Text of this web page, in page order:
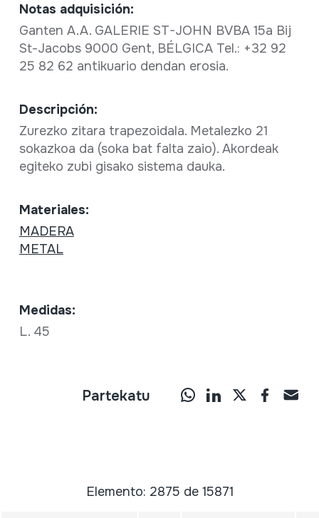
Notas adquisición:
Ganten A.A. GALERIE ST-JOHN BVBA 15a Bij
St-Jacobs 9000 Gent, BÉLGICA Tel.: +32 92
25 82 62 antikuario dendan erosia.
Descripción:
Zurezko zitara trapezoidala. Metalezko 21
sokazkoa da (soka bat falta zaio). Akordeak
egiteko zubi gisako sistema dauka.
Materiales:
MADERA
METAL
Medidas:
L. 45
Partekatu
Elemento: 2875 de 15871